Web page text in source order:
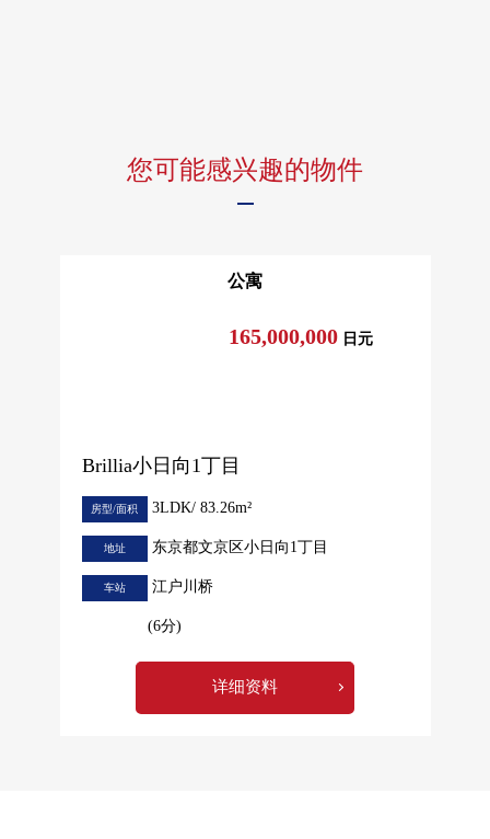
您可能感兴趣的物件
公寓
Brillia小日向1丁目
165,000,000 日元
房型/面积 3LDK/ 83.26m²
地址 东京都文京区小日向1丁目
车站 江户川桥
(6分)
详细资料